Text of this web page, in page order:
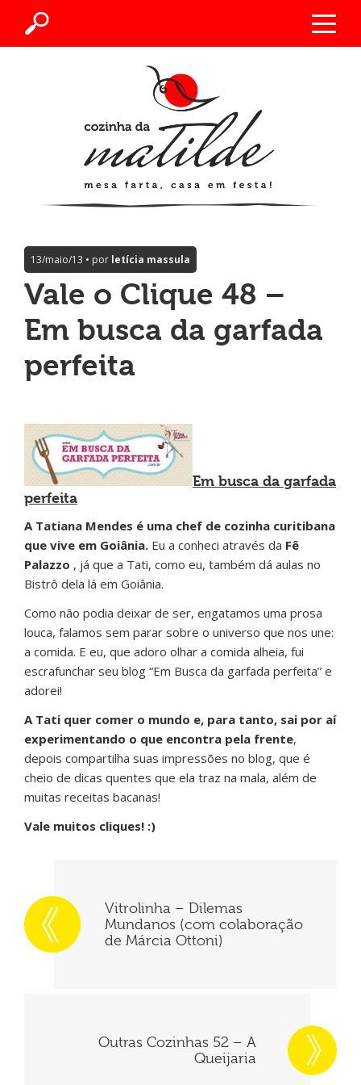
13/maio/13 • por letícia massula
Vale o Clique 48 –
Em busca da garfada
perfeita
Em busca da garfada
perfeita
A Tatiana Mendes é uma chef de cozinha curitibana
que vive em Goiânia. Eu a conheci através da Fê
Palazzo , já que a Tati, como eu, também dá aulas no
Bistrô dela lá em Goiânia.
Como não podia deixar de ser, engatamos uma prosa
louca, falamos sem parar sobre o universo que nos une:
a comida. E eu, que adoro olhar a comida alheia, fui
escrafunchar seu blog “Em Busca da garfada perfeita” e
adorei!
A Tati quer comer o mundo e, para tanto, sai por aí
experimentando o que encontra pela frente,
depois compartilha suas impressões no blog, que é
cheio de dicas quentes que ela traz na mala, além de
muitas receitas bacanas!
Vale muitos cliques! :)
Vitrolinha – Dilemas
Mundanos (com colaboração
de Márcia Ottoni)
Outras Cozinhas 52 – A
Queijaria